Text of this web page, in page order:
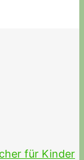
für Kinder